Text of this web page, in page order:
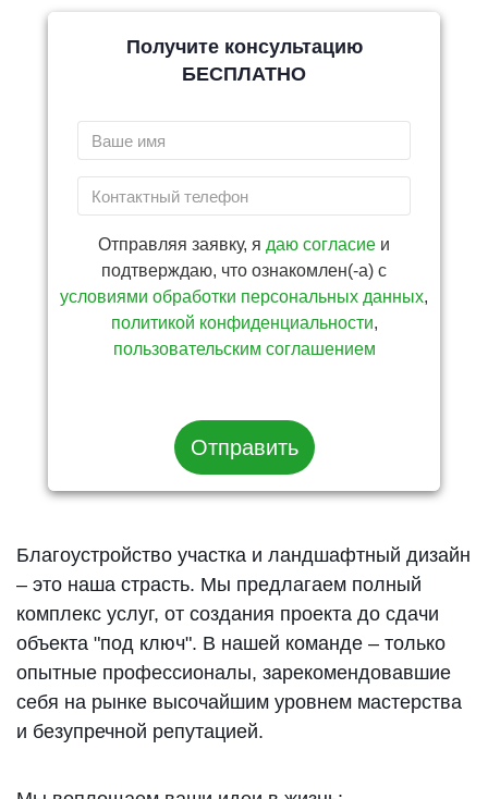
Получите консультацию
БЕСПЛАТНО
Отправляя заявку, я даю согласие и
подтверждаю, что ознакомлен(-а) с
условиями обработки персональных данных,
политикой конфиденциальности,
пользовательским соглашением
Отправить
Благоустройство участка и ландшафтный дизайн
– это наша страсть. Мы предлагаем полный
комплекс услуг, от создания проекта до сдачи
объекта "под ключ". В нашей команде – только
опытные профессионалы, зарекомендовавшие
себя на рынке высочайшим уровнем мастерства
и безупречной репутацией.